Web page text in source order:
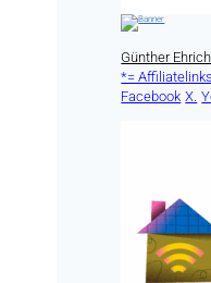
Günther Ehrich
*= Affiliatelinks
Facebook X.